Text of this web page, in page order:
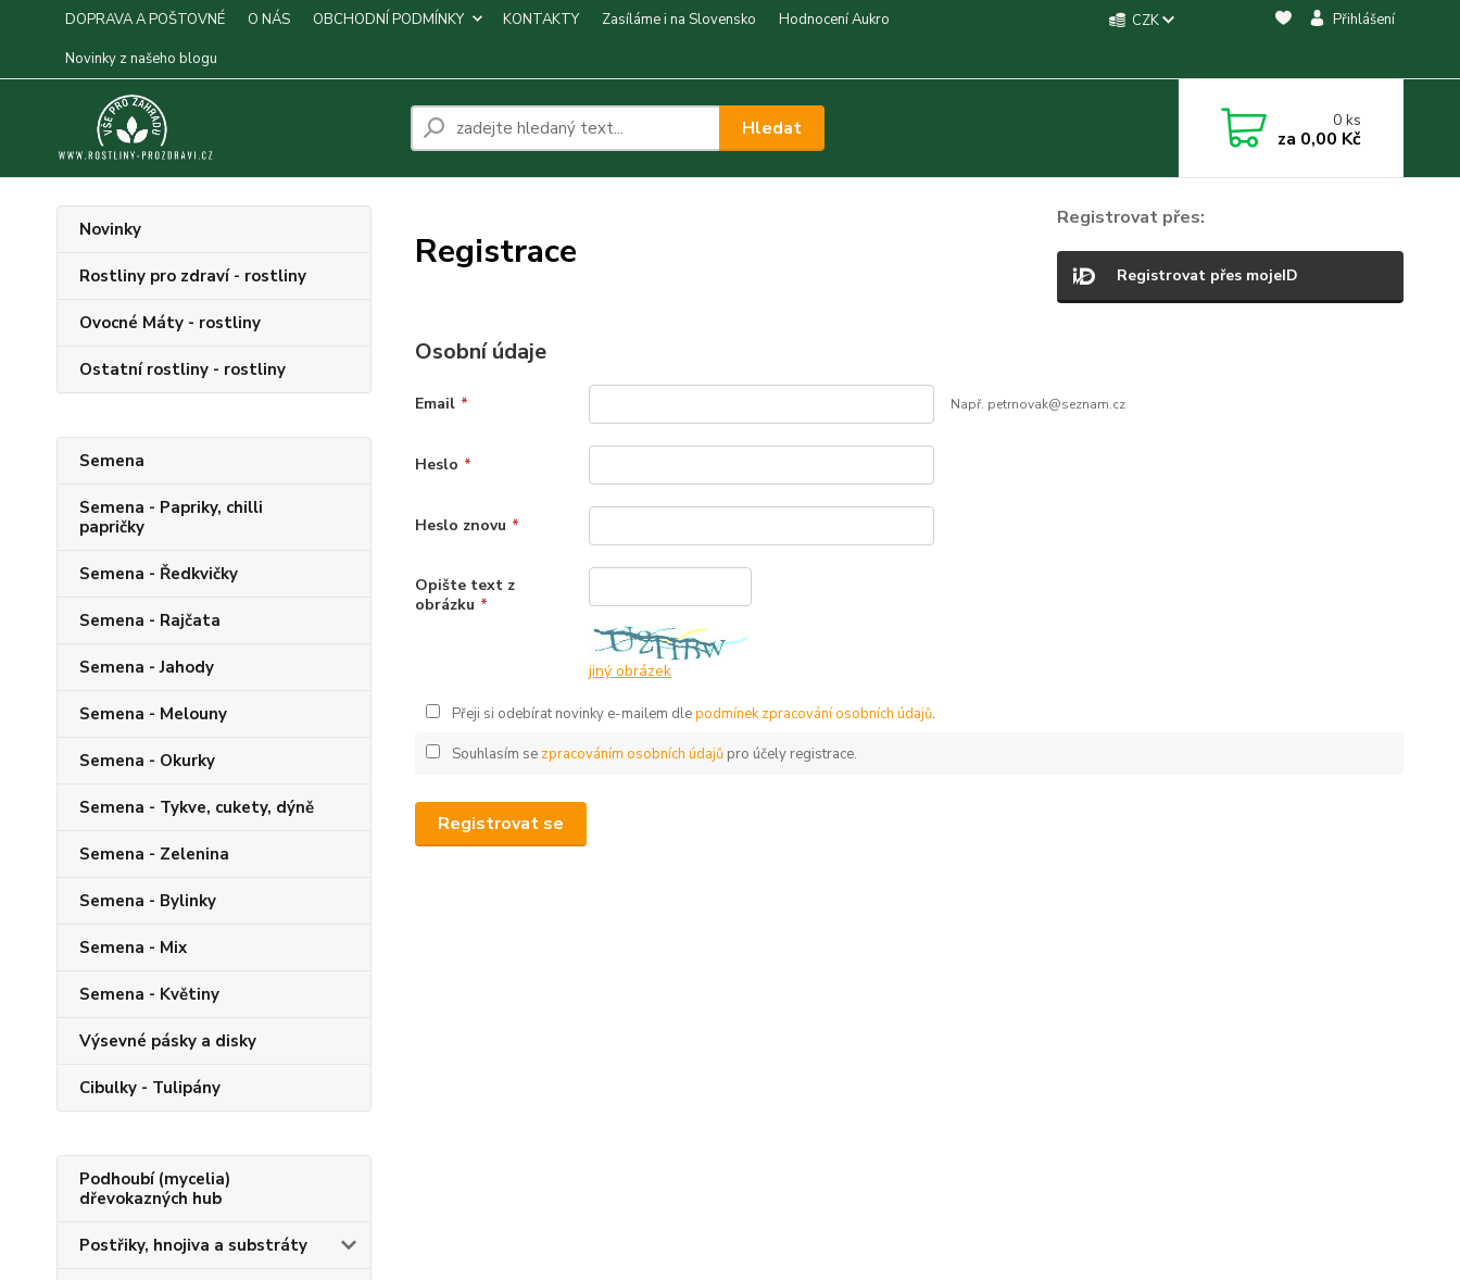
DOPRAVA A POŠTOVNÉ O NÁS OBCHODNÍ PODMÍNKY KONTAKTY Zasíláme i na Slovensko
Hodnocení Aukro
Novinky z našeho blogu
CZK Přihlášení
Hledat 0ks
za 0,00 Kč
Novinky
Rostliny pro zdraví - rostliny
Ovocné Máty - rostliny
Ostatní rostliny - rostliny
Semena
Semena - Papriky, chilli
papričky
Semena - Ředkvičky
Semena - Rajčata
Semena - Jahody
Semena - Melouny
Semena - Okurky
Semena - Tykve, cukety, dýně
Semena - Zelenina
Semena - Bylinky
Semena - Mix
Semena - Květiny
Výsevné pásky a disky
Cibulky - Tulipány
Podhoubí (mycelia)
dřevokazných hub
Postřiky, hnojiva a substráty
Registrace
Registrovat přes:
Registrovat přes mojeID
Osobní údaje
Email * Např. petrnovak@seznam.cz
Heslo *
Heslo znovu *
Opište text z
obrázku *
jiný obrázek
Přeji si odebírat novinky e-mailem dlepodmínek zpracování osobních údajů.
Souhlasím se zpracováním osobních údajůpro účely registrace.
Registrovat se